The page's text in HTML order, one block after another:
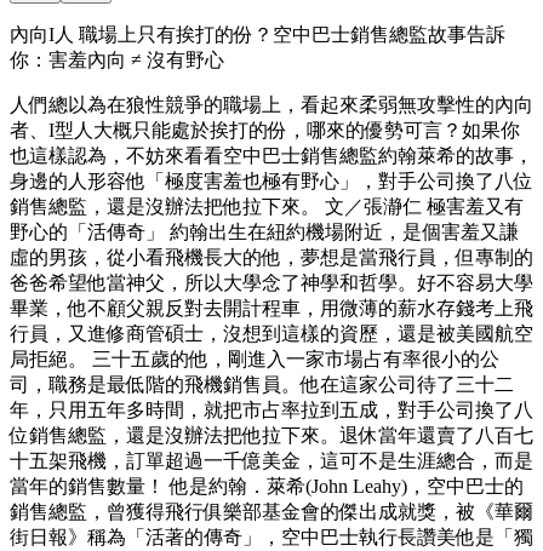
內向I人 職場上只有挨打的份？空中巴士銷售總監故事告訴
你：害羞內向 ≠ 沒有野心
人們總以為在狼性競爭的職場上，看起來柔弱無攻擊性的內向
者、I型人大概只能處於挨打的份，哪來的優勢可言？如果你
也這樣認為，不妨來看看空中巴士銷售總監約翰萊希的故事，
身邊的人形容他「極度害羞也極有野心」，對手公司換了八位
銷售總監，還是沒辦法把他拉下來。 文／張瀞仁 極害羞又有
野心的「活傳奇」 約翰出生在紐約機場附近，是個害羞又謙
虛的男孩，從小看飛機長大的他，夢想是當飛行員，但專制的
爸爸希望他當神父，所以大學念了神學和哲學。好不容易大學
畢業，他不顧父親反對去開計程車，用微薄的薪水存錢考上飛
行員，又進修商管碩士，沒想到這樣的資歷，還是被美國航空
局拒絕。 三十五歲的他，剛進入一家市場占有率很小的公
司，職務是最低階的飛機銷售員。他在這家公司待了三十二
年，只用五年多時間，就把市占率拉到五成，對手公司換了八
位銷售總監，還是沒辦法把他拉下來。退休當年還賣了八百七
十五架飛機，訂單超過一千億美金，這可不是生涯總合，而是
當年的銷售數量！ 他是約翰．萊希(John Leahy)，空中巴士的
銷售總監，曾獲得飛行俱樂部基金會的傑出成就獎，被《華爾
街日報》稱為「活著的傳奇」，空中巴士執行長讚美他是「獨